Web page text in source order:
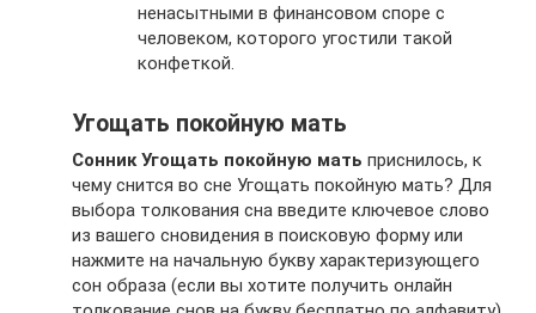
ненасытными в финансовом споре с
человеком, которого угостили такой
конфеткой.
Угощать покойную мать
Сонник Угощать покойную мать приснилось, к
чему снится во сне Угощать покойную мать? Для
выбора толкования сна введите ключевое слово
из вашего сновидения в поисковую форму или
нажмите на начальную букву характеризующего
сон образа (если вы хотите получить онлайн